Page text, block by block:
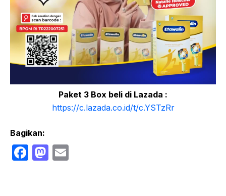
Paket 3 Box beli di Lazada :
https://c.lazada.co.id/t/c.YSTzRr
Bagikan:
F
M